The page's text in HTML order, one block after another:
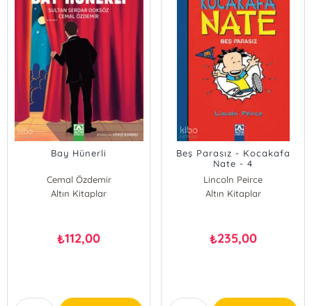
Bay Hünerli
Cemal Özdemir
Sultan Serdar Doksöz
Altın Kitaplar
₺112,00
Beş Parasız - Kocakafa
Nate - 4
Lincoln Peirce
Altın Kitaplar
₺235,00